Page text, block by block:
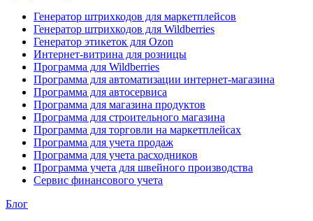
Генератор штрихкодов для маркетплейсов
Генератор штрихкодов для Wildberries
Генератор этикеток для Ozon
Интернет-витрина для розницы
Программа для Wildberries
Программа для автоматизации интернет-магазина
Программа для автосервиса
Программа для магазина продуктов
Программа для строительного магазина
Программа для торговли на маркетплейсах
Программа для учета продаж
Программа для учета расходников
Программа учета для швейного производства
Сервис финансового учета
Блог